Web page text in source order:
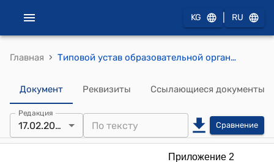
KG RU
Главная › Типовой устав образовательной организации начального профессионального образования (к постановлению Кабинета Министров КР от 8 мая 2024 года № 220)
Документ Реквизиты Ссылающиеся документы
Редакция
17.02.2026 Сравнение